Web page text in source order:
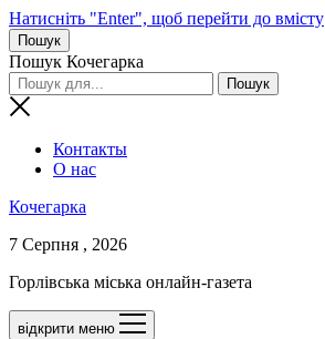
Натисніть "Enter", щоб перейти до вмісту
Пошук
Пошук Кочегарка
Контакты
О нас
Кочегарка
7 Серпня , 2026
Горлівська міська онлайн-газета
відкрити меню